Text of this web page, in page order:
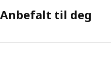
Anbefalt til deg